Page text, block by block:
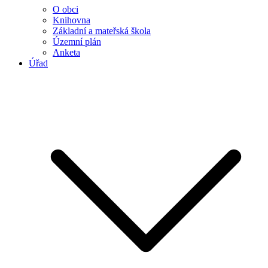
O obci
Knihovna
Základní a mateřská škola
Územní plán
Anketa
Úřad